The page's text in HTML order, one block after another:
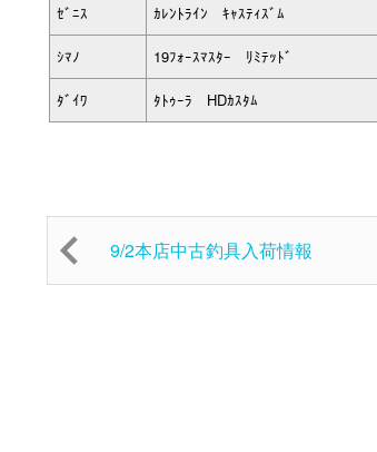
ｾﾞﾆｽ ｶﾚﾝﾄﾗｲﾝ ｷｬｽﾃｨｽﾞﾑ
ｼﾏﾉ 19ﾌｫｰｽﾏｽﾀｰ ﾘﾐﾃｯﾄﾞ
ﾀﾞｲﾜ ﾀﾄｩｰﾗ HDｶｽﾀﾑ
9/2本店中古釣具入荷情報